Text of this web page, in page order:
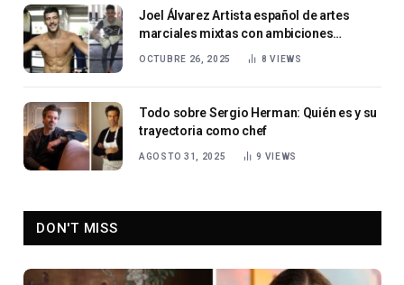
Joel Álvarez Artista español de artes
marciales mixtas con ambiciones
OCTUBRE 26, 2025 8VIEWS
Todo sobre Sergio Herman: Quién es y su
trayectoria como chef
AGOSTO 31, 2025 9 VIEWS
DON'T MISS